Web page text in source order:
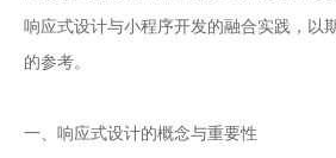
响应式设计与小程序开发的融合实践，以
的参考。
一、响应式设计的概念与重要性